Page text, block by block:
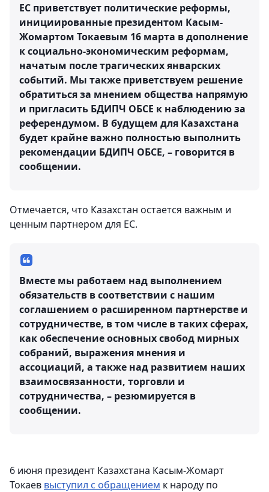
ЕС приветствует политические реформы,
инициированные президентом Касым-
Жомартом Токаевым 16 марта в дополнение
к социально-экономическим реформам,
начатым после трагических январских
событий. Мы также приветствуем решение
обратиться за мнением общества напрямую
и пригласить БДИПЧ ОБСЕ к наблюдению за
референдумом. В будущем для Казахстана
будет крайне важно полностью выполнить
рекомендации БДИПЧ ОБСЕ, – говорится в
сообщении.
Отмечается, что Казахстан остается важным и
ценным партнером для ЕС.
Вместе мы работаем над выполнением
обязательств в соответствии с нашим
соглашением о расширенном партнерстве и
сотрудничестве, в том числе в таких сферах,
как обеспечение основных свобод мирных
собраний, выражения мнения и
ассоциаций, а также над развитием наших
взаимосвязанности, торговли и
сотрудничества, – резюмируется в
сообщении.
6 июня президент Казахстана Касым-Жомарт
Токаев выступил с обращением к народу по